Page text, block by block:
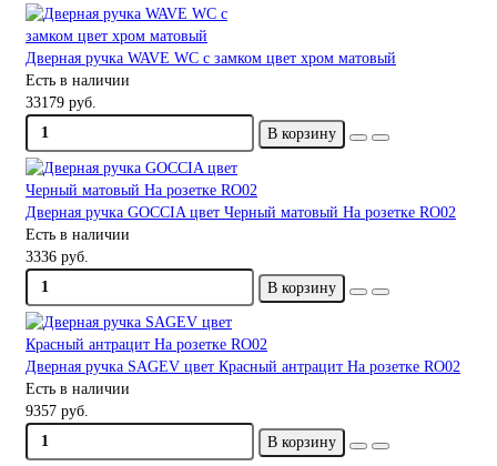
Дверная ручка WAVE WC с замком цвет хром матовый
Есть в наличии
33179 руб.
В корзину
Дверная ручка GOCCIA цвет Черный матовый На розетке RO02
Есть в наличии
3336 руб.
В корзину
Дверная ручка SAGEV цвет Красный антрацит На розетке RO02
Есть в наличии
9357 руб.
В корзину